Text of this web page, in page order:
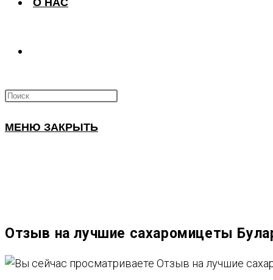
О НАС
ПОИСК
МЕНЮ ЗАКРЫТЬ
Отзыв на лучшие сахаромицеты